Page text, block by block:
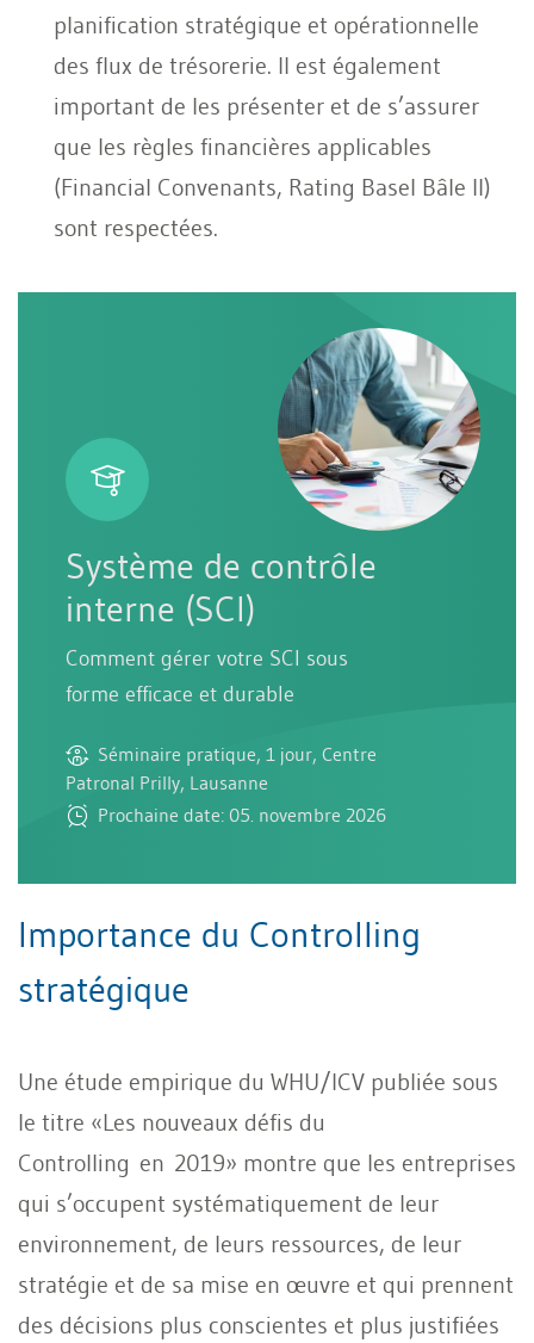
planification stratégique et opérationnelle
des flux de trésorerie. Il est également
important de les présenter et de s’assurer
que les règles financières applicables
(Financial Convenants, Rating Basel Bâle II)
sont respectées.
Système de contrôle
interne (SCI)
Comment gérer votre SCI sous
forme efficace et durable
Séminaire pratique, 1 jour, Centre
Patronal Prilly, Lausanne
Prochaine date: 05. novembre 2026
Importance du Controlling
stratégique
Une étude empirique du WHU/ICV publiée sous
le titre «Les nouveaux défis du
Controlling en 2019» montre que les entreprises
qui s’occupent systématiquement de leur
environnement, de leurs ressources, de leur
stratégie et de sa mise en œuvre et qui prennent
des décisions plus conscientes et plus justifiées